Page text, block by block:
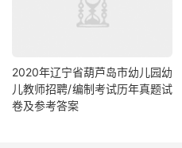
2020年辽宁省葫芦岛市幼儿园幼
儿教师招聘/编制考试历年真题试
卷及参考答案